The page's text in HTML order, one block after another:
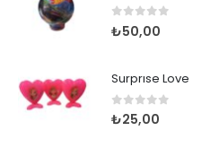
0 out of 5
₺50,00
Surprıse Love
0 out of 5
₺25,00